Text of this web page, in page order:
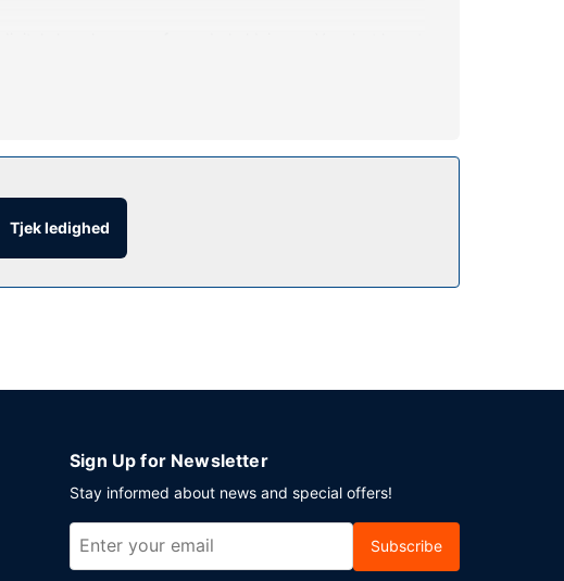
strygejern/strygebrætter.
værelset, hvor der er mulighed for roomservice døgnet
på hverdage fra kl. 07.00 til kl. 09.30 og i
Tjek ledighed
Sign Up for Newsletter
Stay informed about news and special offers!
Subscribe